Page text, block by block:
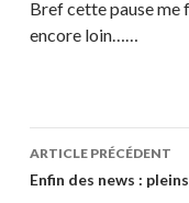
Bref cette pause me
encore loin……
Navigation
des
ARTICLE PRÉCÉDENT
Enfin des news :